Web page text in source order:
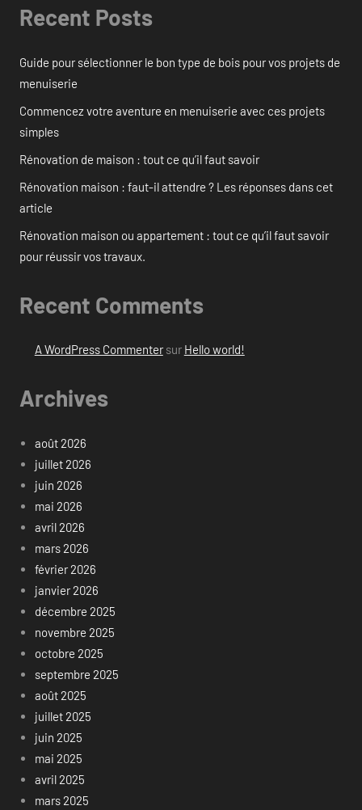
Recent Posts
Guide pour sélectionner le bon type de bois pour vos projets de
menuiserie
Commencez votre aventure en menuiserie avec ces projets
simples
Rénovation de maison : tout ce qu’il faut savoir
Rénovation maison : faut-il attendre ? Les réponses dans cet
article
Rénovation maison ou appartement : tout ce qu’il faut savoir
pour réussir vos travaux.
Recent Comments
A WordPress Commentersur Hello world!
Archives
août 2026
juillet 2026
juin 2026
mai 2026
avril 2026
mars 2026
février 2026
janvier 2026
décembre 2025
novembre 2025
octobre 2025
septembre 2025
août 2025
juillet 2025
juin 2025
mai 2025
avril 2025
mars 2025